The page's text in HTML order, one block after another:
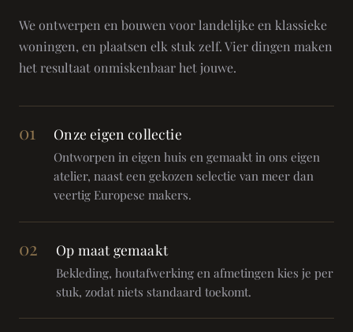
We ontwerpen en bouwen voor landelijke en klassieke
woningen, en plaatsen elk stuk zelf. Vier dingen maken
het resultaat onmiskenbaar het jouwe.
01 Onze eigen collectie
Ontworpen in eigen huis en gemaakt in ons eigen
atelier, naast een gekozen selectie van meer dan
veertig Europese makers.
02 Op maat gemaakt
Bekleding, houtafwerking en afmetingen kies je per
stuk, zodat niets standaard toekomt.